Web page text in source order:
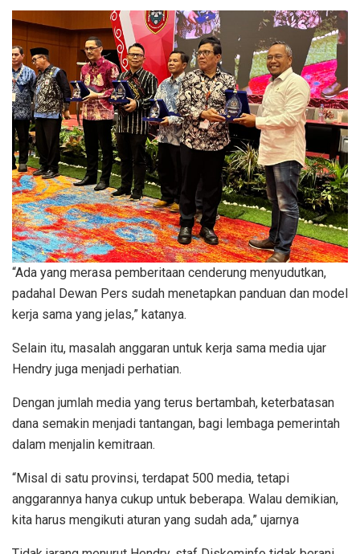
“Ada yang merasa pemberitaan cenderung menyudutkan,
padahal Dewan Pers sudah menetapkan panduan dan model
kerja sama yang jelas,” katanya.
Selain itu, masalah anggaran untuk kerja sama media ujar
Hendry juga menjadi perhatian.
Dengan jumlah media yang terus bertambah, keterbatasan
dana semakin menjadi tantangan, bagi lembaga pemerintah
dalam menjalin kemitraan.
“Misal di satu provinsi, terdapat 500 media, tetapi
anggarannya hanya cukup untuk beberapa. Walau demikian,
kita harus mengikuti aturan yang sudah ada,” ujarnya